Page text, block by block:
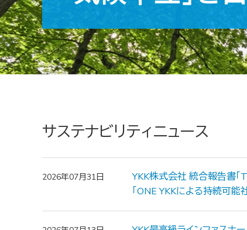
サステナビリティニュース
2026年07月31日
YKK株式会社 統合報告書「
「ONE YKKによる持続可能